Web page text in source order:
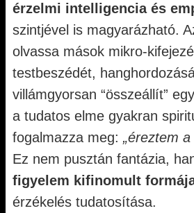
érzelmi intelligencia és
szintjével is magyarázható.
olvassa mások mikro-
testbeszédét,
villámgyorsan “összeállít”
a tudatos elme gyakran
fogalmazza meg: „éreztem
Ez nem pusztán fantázia,
figyelem kifinomult
érzékelés tudatosítása.